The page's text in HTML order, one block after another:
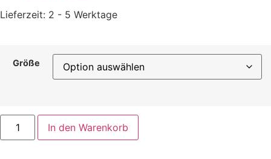
Lieferzeit: 2 - 5 Werktage
Größe
In den Warenkorb